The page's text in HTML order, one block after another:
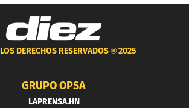
DERECHOS RESERVADOS ®2025
GRUPO OPSA
LAPRENSA.HN